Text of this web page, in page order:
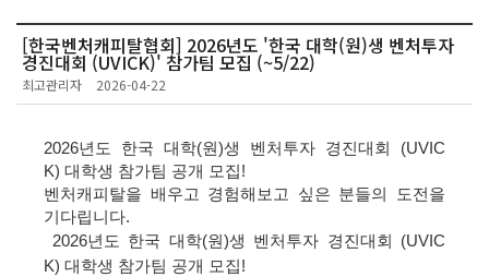
[한국벤처캐피탈협회] 2026년도 '한국 대학(원)생 벤처투자
경진대회 (UVICK)' 참가팀 모집 (~5/22)
최고관리자 2026-04-22
2026년도 한국 대학(원)생 벤처투자 경진대회 (UVIC
K) 대학생 참가팀 공개 모집!
벤처캐피탈을 배우고 경험해보고 싶은 분들의 도전을
기다립니다.
2026년도 한국 대학(원)생 벤처투자 경진대회 (UVIC
K) 대학생 참가팀 공개 모집!